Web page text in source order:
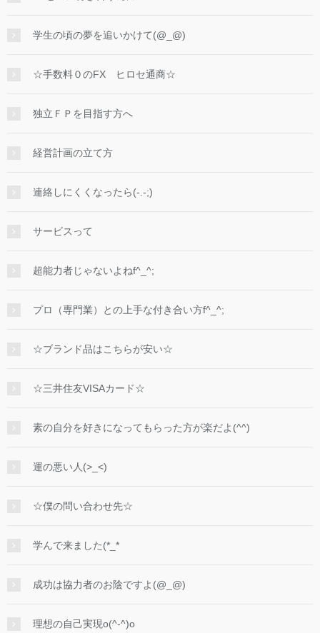
学生の頃の夢を追いかけて(@_@)
☆手数料０のFX ヒロセ通商☆
独立ＦＰを目指す方へ
経営計画の立て方
連絡しにくくなったら(-.-;)
サービスって
超能力者じゃないよねf^_^;
プロ（専門業）との上手な付き合い方f^_^;
☆ブランド品はこちらが安い☆
☆三井住友VISAカード☆
素の自分を好きになってもらった方が楽だよ(^^)
運の悪い人(>_<)
☆僕の問い合わせ先☆
学んで来ました(*_*
成功は協力者のお陰ですよ(@_@)
理想の自己実現o(^-^)o